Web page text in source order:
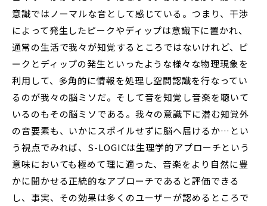
意識ではノーマルな音として感じている。つまり、干渉
によって発生したピークやディップは意識下に置かれ、
通常の生活で我々が知覚するところではないけれど、ピ
ークとディップの発生といったような様々な物理現象を
利用して、多角的に情報を処理し空間認識を行なってい
るのが我々の脳ミソだ。そして音を知覚し音楽を聴いて
いるのもその脳ミソである。我々の意識下に潜む知覚外
の音要素も、いかにスポイルせずに脳へ届けるか…とい
う視点でみれば、S-LOGICは生理学的アプローチという
意味においても極めて理に適った、音楽をより自然に豊
かに聞かせる正統的なアプローチであると評価できる
し、事実、その効果は多くのユーザーが認めるところで